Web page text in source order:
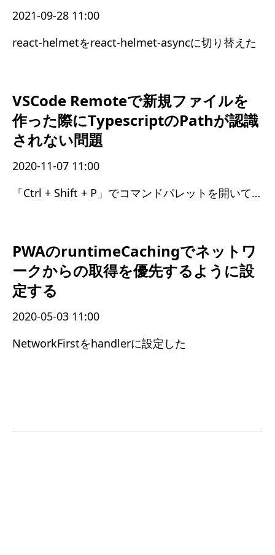
2021-09-28 11:00
react-helmetをreact-helmet-asyncに切り替えた
VSCode Remoteで新規ファイルを
作った際にTypescriptのPathが認識
されない問題
2020-11-07 11:00
「Ctrl + Shift + P」でコマンドパレットを開いて「Reload Window」を実行
PWAのruntimeCachingでネットワ
ークからの取得を優先するように設
定する
2020-05-03 11:00
NetworkFirstをhandlerに設定した